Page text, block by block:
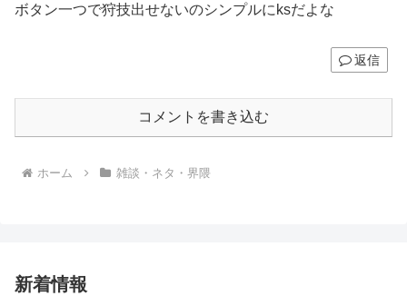
ボタン一つで狩技出せないのシンプルにksだよな
返信
コメントを書き込む
ホーム 雑談・ネタ・界隈
新着情報